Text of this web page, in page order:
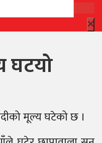
घटयो
मूल्य घटेको छ ।